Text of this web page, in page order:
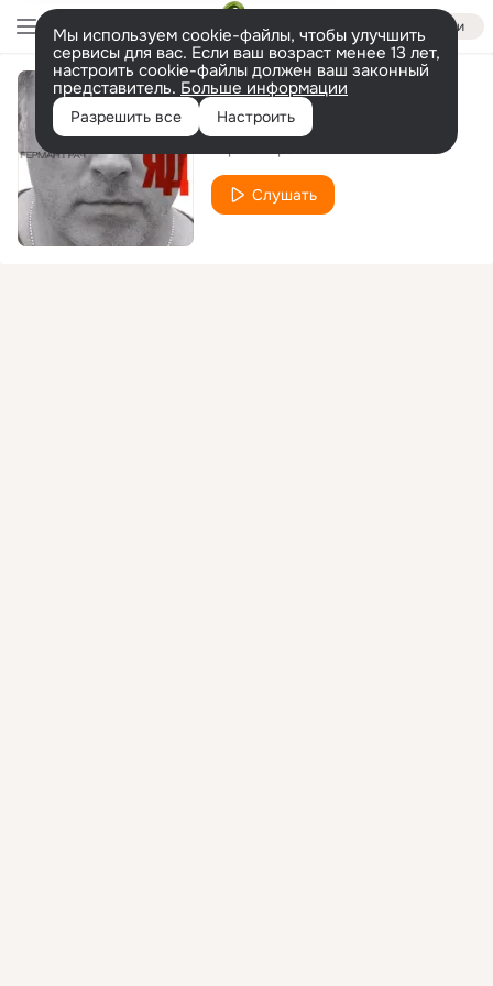
Войти
Мы используем cookie-файлы, чтобы улучшить
сервисы для вас. Если ваш возраст менее 13 лет,
настроить cookie-файлы должен ваш законный
представитель. Больше информации
Разрешить все Настроить
Не проси
Слушать